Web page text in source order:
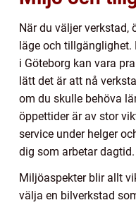
När du väljer verkstad,
läge och tillgänglighet.
i Göteborg kan vara
lätt det är att nå
om du skulle behöva
öppettider är av stor
service under helger
dig som arbetar dagtid.
Miljöaspekter blir allt
välja en bilverkstad